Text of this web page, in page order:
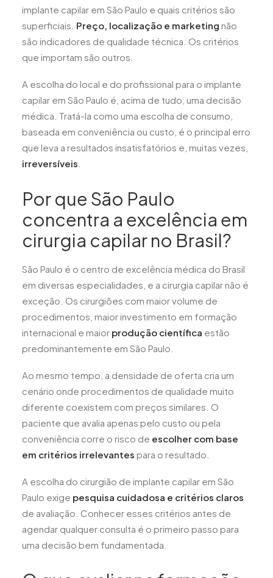
implante capilar em São Paulo e quais critérios são
superficiais. Preço, localização e marketing não
são indicadores de qualidade técnica. Os critérios
que importam são outros.
A escolha do local e do profissional para o implante
capilar em São Paulo é, acima de tudo, uma decisão
médica. Tratá-la como uma escolha de consumo,
baseada em conveniência ou custo, é o principal erro
que leva a resultados insatisfatórios e, muitas vezes,
irreversíveis
Por que São Paulo
concentra a excelência em
cirurgia capilar no Brasil?
São Paulo é o centro de excelência médica do Brasil
em diversas especialidades, e a cirurgia capilar não é
exceção. Os cirurgiões com maior volume de
procedimentos, maior investimento em formação
internacional e maior produção científica estão
predominantemente em São Paulo.
Ao mesmo tempo, a densidade de oferta cria um
cenário onde procedimentos de qualidade muito
diferente coexistem com preços similares. O
paciente que avalia apenas pelo custo ou pela
conveniência corre o risco de escolher com base
em critérios irrelevantes para o resultado.
A escolha do cirurgião de implante capilar em São
Paulo exige pesquisa cuidadosa e critérios claros
de avaliação. Conhecer esses critérios antes de
agendar qualquer consulta é o primeiro passo para
uma decisão bem fundamentada.